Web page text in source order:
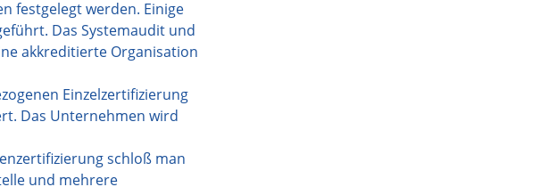
festgelegt werden. Einige
Das Systemaudit und
akkreditierte Organisation
Einzelzertifizierung
Das Unternehmen wird
schloß man
und mehrere